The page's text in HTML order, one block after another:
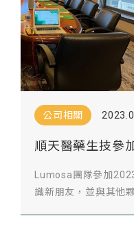
公司相關
順天醫藥生技參
Lumosa團隊參加
識新朋友，並與其他